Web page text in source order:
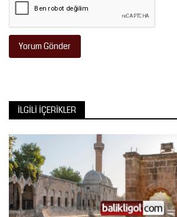
Yorum Gönder
İLGILI İÇERIKLER